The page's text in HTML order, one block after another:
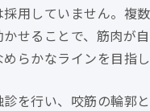
用していません。複
せることで、筋肉が自
らかなラインを目指し
を行い、咬筋の輪郭